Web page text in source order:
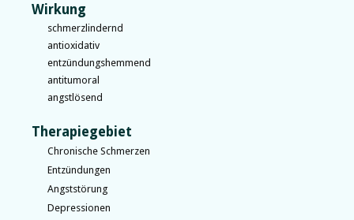
Wirkung
schmerzlindernd
antioxidativ
entzündungshemmend
antitumoral
angstlösend
Therapiegebiet
Chronische Schmerzen
Entzündungen
Angststörung
Depressionen